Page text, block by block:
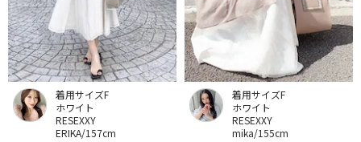
着用サイズF
ホワイト
RESEXXY
ERIKA/157cm
着用サイズF
ホワイト
RESEXXY
mika/155cm